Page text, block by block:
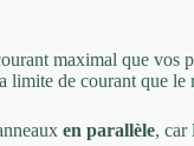
maximal que vos
limite de courant que le
en parallèle, car